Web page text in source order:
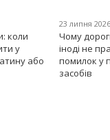
коли
у
або
23 липня
Чому
іноді не
помилок у
засобів